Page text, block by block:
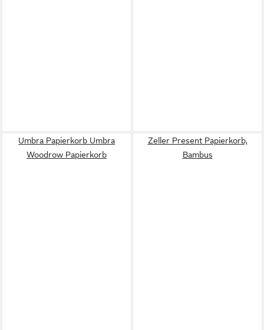
Umbra Papierkorb Umbra
Woodrow Papierkorb
Zeller Present Papierkorb,
Bambus